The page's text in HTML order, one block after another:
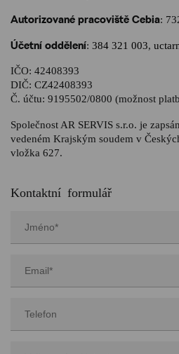
Autorizované pracoviště Cebia:
Účetní oddělení: 384 321 003,
IČO: 42408393
DIČ: CZ42408393
Č. účtu: 9195502/0800 (možnost
Společnost AR SERVIS s.r.o. je
vedeném Krajským soudem v
vložka 627.
Kontaktní formulář